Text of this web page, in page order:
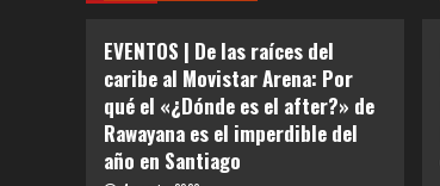
EVENTOS | De las raíces del
caribe al Movistar Arena: Por
qué el «¿Dónde es el after?» de
Rawayana es el imperdible del
año en Santiago